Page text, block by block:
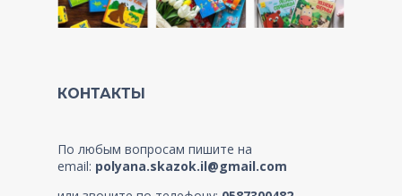
КОНТАКТЫ
По любым вопросам пишите на
email: polyana.skazok.il@gmail.com